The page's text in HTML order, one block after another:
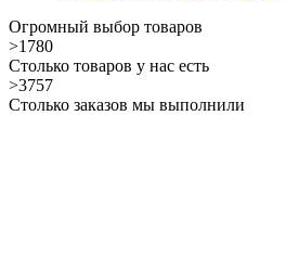
Огромный выбор товаров
>1780
Столько товаров у нас есть
>3757
Столько заказов мы выполнили